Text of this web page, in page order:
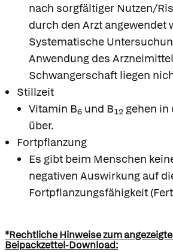
nach sorgfältiger Nutzen/
durch den Arzt angewendet
Systematische
Anwendung des
Schwangerschaft liegen
Stillzeit
Vitamin B6 und B12 gehen
über.
Fortpflanzung
Es gibt beim Menschen
negativen Auswirkung auf
Fortpflanzungsfähigkeit
*Rechtliche Hinweise zum
Beipackzettel-Download: